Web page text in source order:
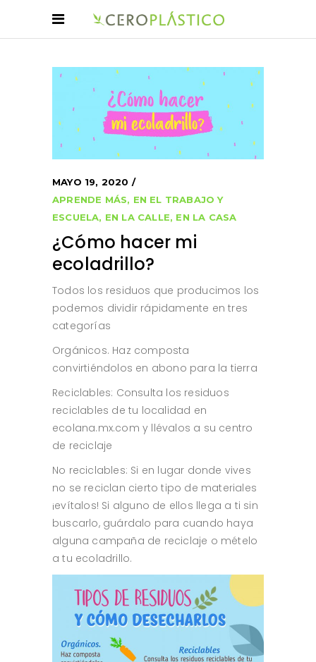
MAYO 19, 2020
APRENDE MÁS, EN EL TRABAJO Y
ESCUELA, EN LA CALLE, EN LA CASA
¿Cómo hacer mi
ecoladrillo?
Todos los residuos que producimos los
podemos dividir rápidamente en tres
categorías
Orgánicos. Haz composta
convirtiéndolos en abono para la tierra
Reciclables: Consulta los residuos
reciclables de tu localidad en
ecolana.mx.com y llévalos a su centro
de reciclaje
No reciclables: Si en lugar donde vives
no se reciclan cierto tipo de materiales
¡evítalos! Si alguno de ellos llega a ti sin
buscarlo, guárdalo para cuando haya
alguna campaña de reciclaje o mételo
a tu ecoladrillo.